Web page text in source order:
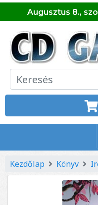
Augusztus 8.,
Kezdőlap Könyv